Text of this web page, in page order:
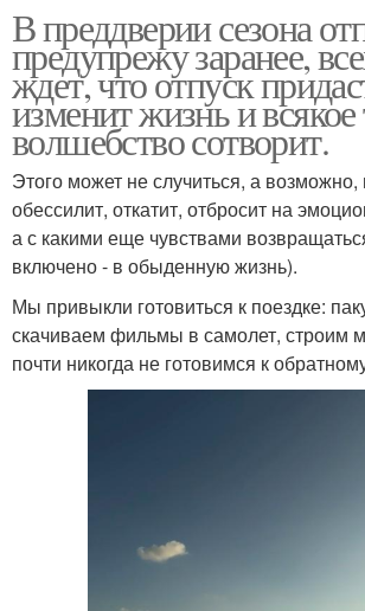
В преддверии сезона
предупрежу заранее,
ждет, что отпуск
изменит жизнь и всякое
волшебство сотворит.
Этого может не случиться, а возможно,
обессилит, откатит, отбросит на
а с какими еще чувствами
включено - в обыденную жизнь).
Мы привыкли готовиться к поездке:
скачиваем фильмы в самолет, строим
почти никогда не готовимся к